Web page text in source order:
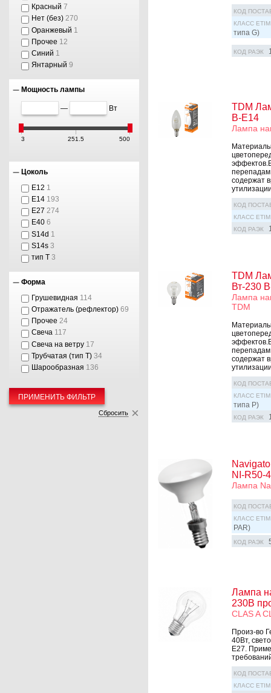
Красный 7
Нет (без) 270
Оранжевый 1
Прочее 12
Синий 1
Янтарный 9
Мощность лампы
— Вт
3 251.5 500
Цоколь
E12 1
E14 193
E27 274
E40 6
S14d 1
S14s 3
тип T 3
Форма
Грушевидная 114
Отражатель (рефлектор) 69
Прочее 24
Свеча 117
Свеча на ветру 17
Трубчатая (тип T) 34
Шарообразная 136
ПРИМЕНИТЬ ФИЛЬТР
Сбросить
КОД
КЛАСС ETIM
типа G)
КОД РАЭК
TDM
В-Е14
Лампа
перепадам
содержат
КОД
КЛАСС ETIM
КОД РАЭК
TDM
Вт-230
Лампа
TDM
перепадам
содержат
КОД
КЛАСС ETIM
типа P)
КОД РАЭК
NI-R50-
Лампа
КОД
КЛАСС ETIM
PAR)
КОД РАЭК
Лампа
230В
CLAS A
Произ-во
40Вт,
Е27.
КОД
КЛАСС ETIM